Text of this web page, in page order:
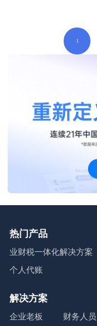
1
热门产品
业财税一体化解决方案
个人代账
解决方案
企业老板 财务人员